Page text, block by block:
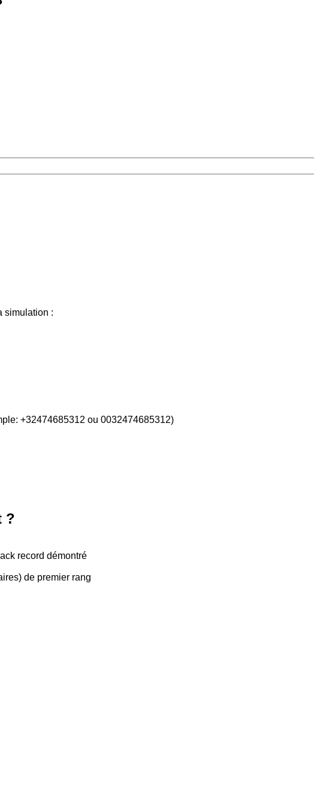
simulation :
+32474685312 ou 0032474685312)
?
record démontré
de premier rang